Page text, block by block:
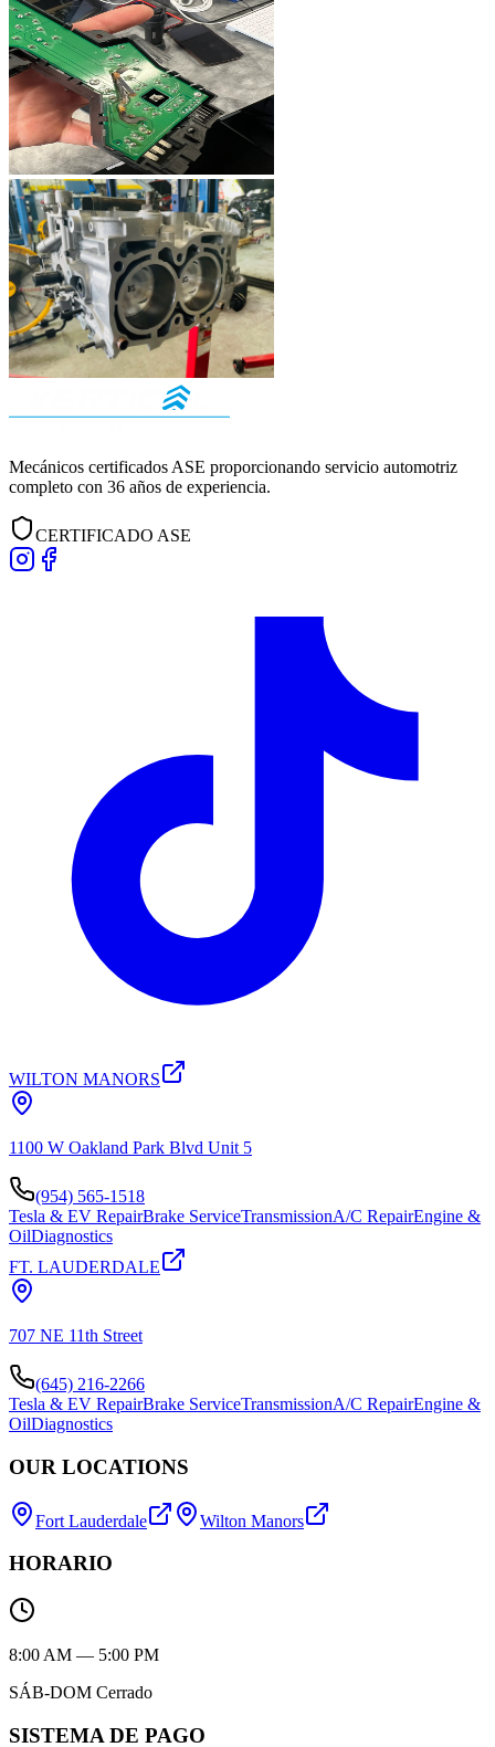
Mecánicos certificados ASE proporcionando servicio automotriz
completo con 36 años de experiencia.
CERTIFICADO ASE
WILTON MANORS
1100 W Oakland Park Blvd Unit 5
(954) 565-1518
Tesla & EV RepairBrake ServiceTransmissionA/C RepairEngine &
OilDiagnostics
FT. LAUDERDALE
707 NE 11th Street
(645) 216-2266
Tesla & EV RepairBrake ServiceTransmissionA/C RepairEngine &
OilDiagnostics
OUR LOCATIONS
Fort Lauderdale Wilton Manors
HORARIO
8:00 AM — 5:00 PM
SÁB-DOM Cerrado
SISTEMA DE PAGO